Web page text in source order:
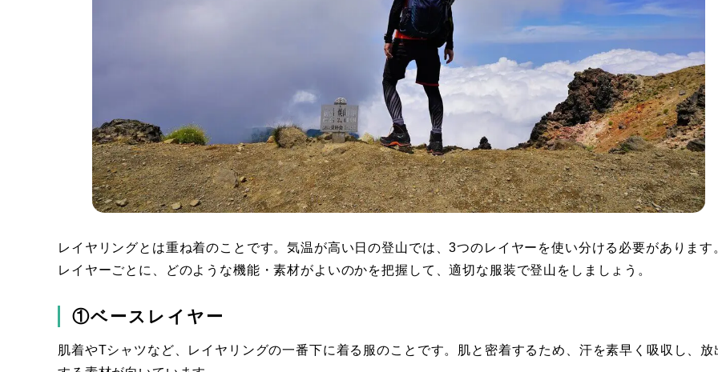
レイヤリングとは重ね着のことです。気温が高い日の登山では、3つのレイヤーを使い分ける必要があります
レイヤーごとに、どのような機能・素材がよいのかを把握して、適切な服装で登山をしましょう。
①ベースレイヤー
肌着やTシャツなど、レイヤリングの一番下に着る服のことです。肌と密着するため、汗を素早く吸収し、放